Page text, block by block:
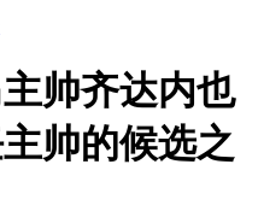
帅齐达内也
帅的候选之